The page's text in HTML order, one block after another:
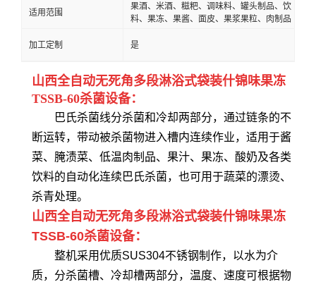
适用范围
果酒、米酒、糍粑、调味料、罐头制品、饮
料、果冻、果酱、面皮、果浆果粒、肉制品
加工定制 是
山西全自动无死角多段淋浴式袋装什锦味果冻
TSSB-60杀菌设备：
巴氏杀菌线分杀菌和冷却两部分，通过链条的不
断运转，带动被杀菌物进入槽内连续作业，适用于酱
菜、腌渍菜、低温肉制品、果汁、果冻、酸奶及各类
饮料的自动化连续巴氏杀菌，也可用于蔬菜的漂烫、
杀青处理。
山西全自动无死角多段淋浴式袋装什锦味果冻
TSSB-60杀菌设备：
整机采用优质SUS304不锈钢制作，以水为介
质，分杀菌槽、冷却槽两部分，温度、速度可根据物